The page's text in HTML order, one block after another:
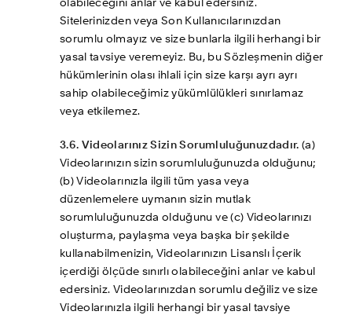
olabileceğini anlar ve kabul edersiniz.
Sitelerinizden veya Son Kullanıcılarınızdan
sorumlu olmayız ve size bunlarla ilgili herhangi bir
yasal tavsiye veremeyiz. Bu, bu Sözleşmenin diğer
hükümlerinin olası ihlali için size karşı ayrı ayrı
sahip olabileceğimiz yükümlülükleri sınırlamaz
veya etkilemez.
3.6. Videolarınız Sizin Sorumluluğunuzdadır. (a)
Videolarınızın sizin sorumluluğunuzda olduğunu;
(b) Videolarınızla ilgili tüm yasa veya
düzenlemelere uymanın sizin mutlak
sorumluluğunuzda olduğunu ve (c) Videolarınızı
oluşturma, paylaşma veya başka bir şekilde
kullanabilmenizin, Videolarınızın Lisanslı İçerik
içerdiği ölçüde sınırlı olabileceğini anlar ve kabul
edersiniz. Videolarınızdan sorumlu değiliz ve size
Videolarınızla ilgili herhangi bir yasal tavsiye